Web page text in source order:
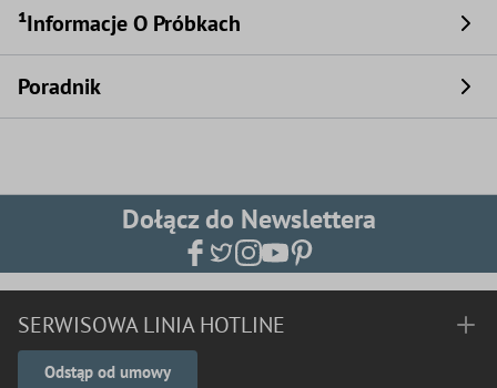
¹Informacje O Próbkach
Poradnik
Dołącz do Newslettera
SERWISOWA LINIA HOTLINE
Odstąp od umowy